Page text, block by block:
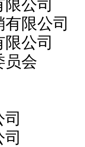
公司
限公司
公司
员会